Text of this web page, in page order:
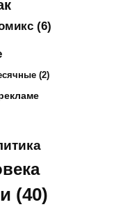
(6)
(2)
(40)